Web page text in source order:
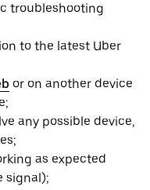
troubleshooting
to the latest Uber
or on another device
any possible device,
as expected
signal);